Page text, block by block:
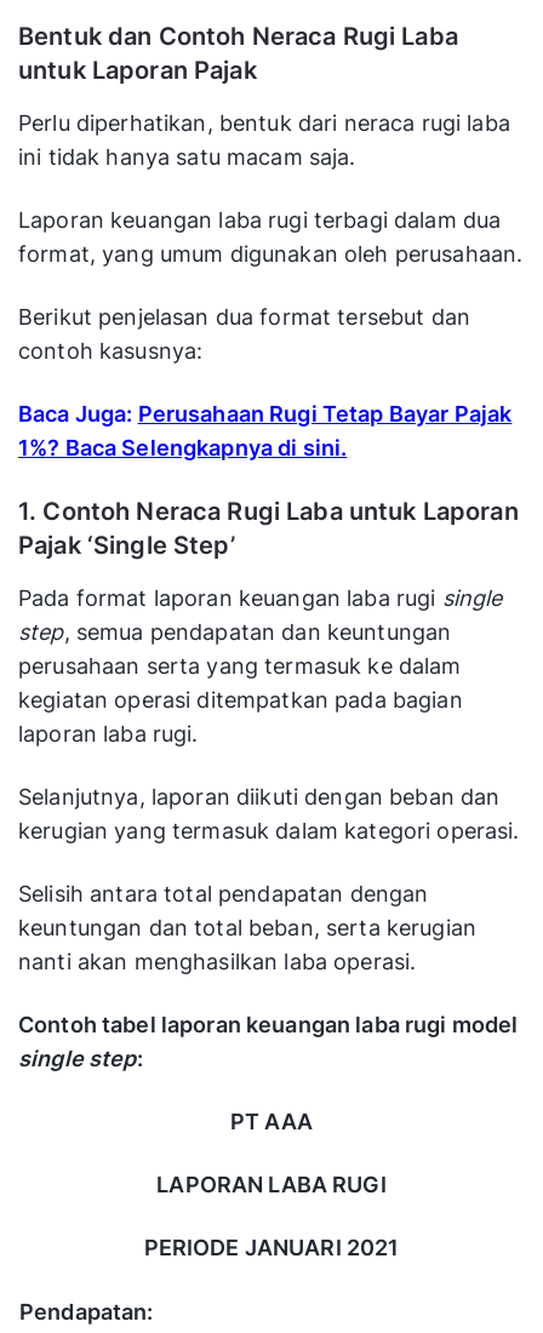
Bentuk dan Contoh Neraca Rugi Laba
untuk Laporan Pajak
Perlu diperhatikan, bentuk dari neraca rugi laba
ini tidak hanya satu macam saja.
Laporan keuangan laba rugi terbagi dalam dua
format, yang umum digunakan oleh perusahaan.
Berikut penjelasan dua format tersebut dan
contoh kasusnya:
Baca Juga: Perusahaan Rugi Tetap Bayar Pajak
1%? Baca Selengkapnya di sini.
1. Contoh Neraca Rugi Laba untuk Laporan
Pajak ‘Single Step’
Pada format laporan keuangan laba rugi single
step, semua pendapatan dan keuntungan
perusahaan serta yang termasuk ke dalam
kegiatan operasi ditempatkan pada bagian
laporan laba rugi.
Selanjutnya, laporan diikuti dengan beban dan
kerugian yang termasuk dalam kategori operasi.
Selisih antara total pendapatan dengan
keuntungan dan total beban, serta kerugian
nanti akan menghasilkan laba operasi.
Contoh tabel laporan keuangan laba rugi model
single step:
PT AAA
LAPORAN LABA RUGI
PERIODE JANUARI 2021
Pendapatan: